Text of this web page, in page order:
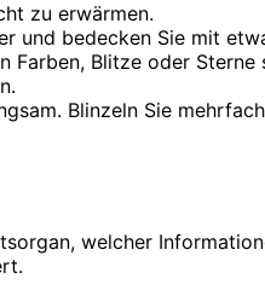
zu erwärmen.
und bedecken Sie mit
Blitze oder
Blinzeln Sie
welcher